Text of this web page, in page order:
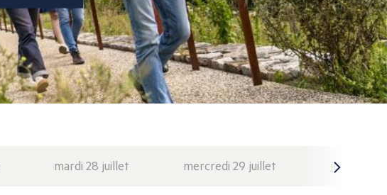
mardi 28 juillet mercredi 29 juillet jeudi 30